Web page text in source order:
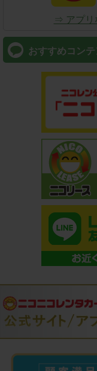
⇒ アプリ
おすすめコンテ